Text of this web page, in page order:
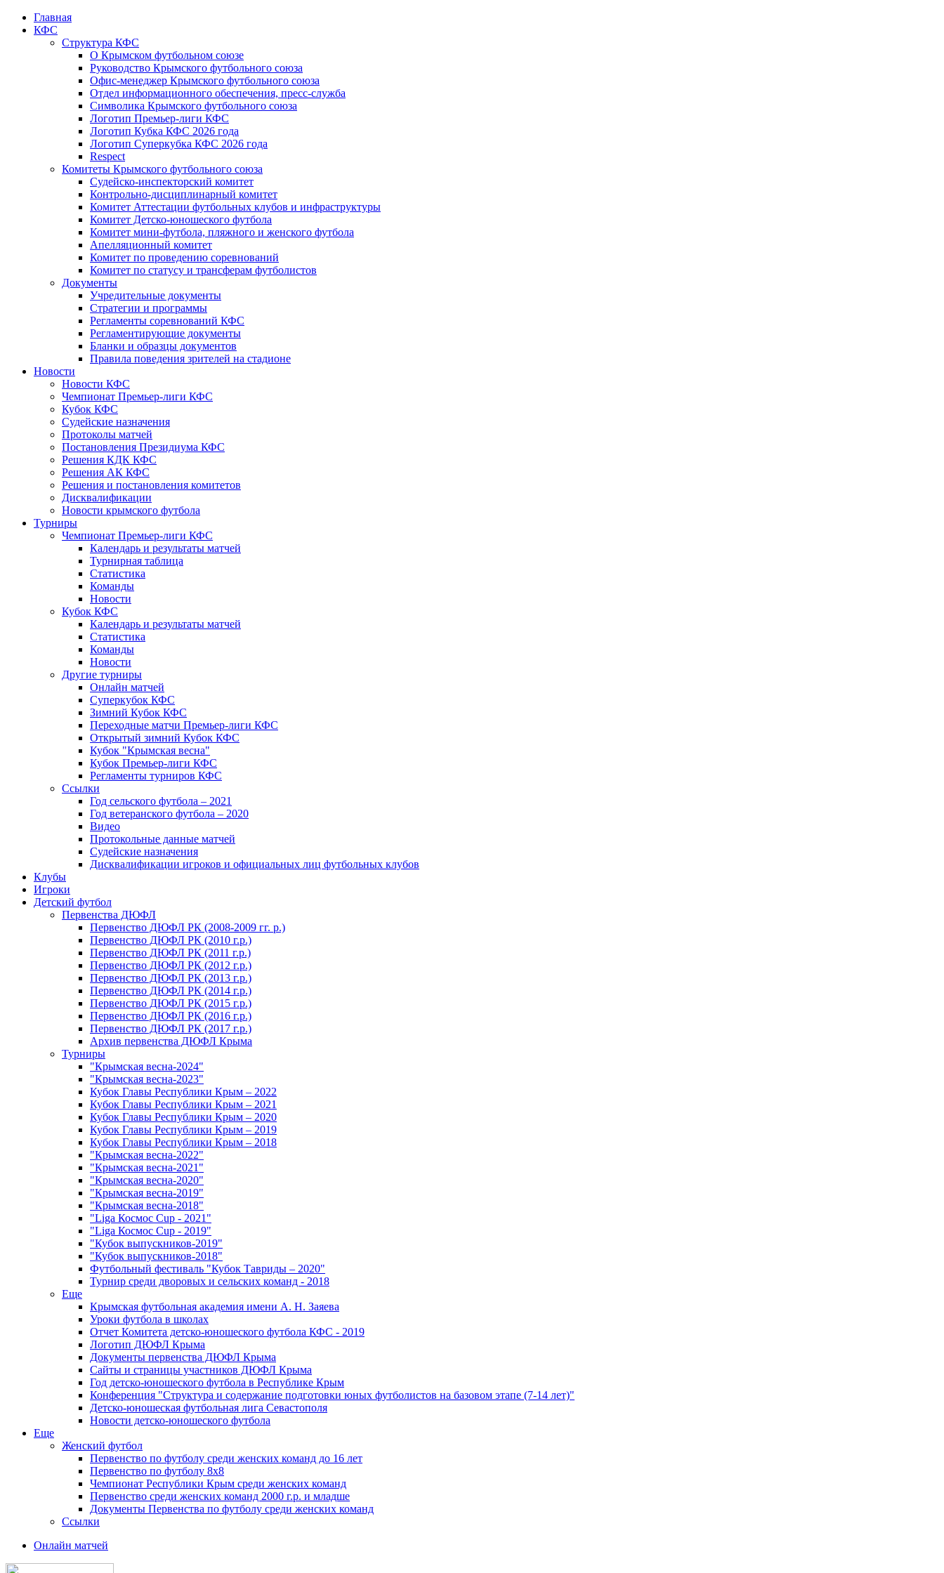
Главная
КФС
Структура КФС
О Крымском футбольном союзе
Руководство Крымского футбольного союза
Офис-менеджер Крымского футбольного союза
Отдел информационного обеспечения, пресс-служба
Символика Крымского футбольного союза
Логотип Премьер-лиги КФС
Логотип Кубка КФС 2026 года
Логотип Суперкубка КФС 2026 года
Respect
Комитеты Крымского футбольного союза
Судейско-инспекторский комитет
Контрольно-дисциплинарный комитет
Комитет Аттестации футбольных клубов и инфраструктуры
Комитет Детско-юношеского футбола
Комитет мини-футбола, пляжного и женского футбола
Апелляционный комитет
Комитет по проведению соревнований
Комитет по статусу и трансферам футболистов
Документы
Учредительные документы
Стратегии и программы
Регламенты соревнований КФС
Регламентирующие документы
Бланки и образцы документов
Правила поведения зрителей на стадионе
Новости
Новости КФС
Чемпионат Премьер-лиги КФС
Кубок КФС
Судейские назначения
Протоколы матчей
Постановления Президиума КФС
Решения КДК КФС
Решения АК КФС
Решения и постановления комитетов
Дисквалификации
Новости крымского футбола
Турниры
Чемпионат Премьер-лиги КФС
Календарь и результаты матчей
Турнирная таблица
Статистика
Команды
Новости
Кубок КФС
Календарь и результаты матчей
Статистика
Команды
Новости
Другие турниры
Онлайн матчей
Суперкубок КФС
Зимний Кубок КФС
Переходные матчи Премьер-лиги КФС
Открытый зимний Кубок КФС
Кубок "Крымская весна"
Кубок Премьер-лиги КФС
Регламенты турниров КФС
Ссылки
Год сельского футбола – 2021
Год ветеранского футбола – 2020
Видео
Протокольные данные матчей
Судейские назначения
Дисквалификации игроков и официальных лиц футбольных клубов
Клубы
Игроки
Детский футбол
Первенства ДЮФЛ
Первенство ДЮФЛ РК (2008-2009 гг. р.)
Первенство ДЮФЛ РК (2010 г.р.)
Первенство ДЮФЛ РК (2011 г.р.)
Первенство ДЮФЛ РК (2012 г.р.)
Первенство ДЮФЛ РК (2013 г.р.)
Первенство ДЮФЛ РК (2014 г.р.)
Первенство ДЮФЛ РК (2015 г.р.)
Первенство ДЮФЛ РК (2016 г.р.)
Первенство ДЮФЛ РК (2017 г.р.)
Архив первенства ДЮФЛ Крыма
Турниры
"Крымская весна-2024"
"Крымская весна-2023"
Кубок Главы Республики Крым – 2022
Кубок Главы Республики Крым – 2021
Кубок Главы Республики Крым – 2020
Кубок Главы Республики Крым – 2019
Кубок Главы Республики Крым – 2018
"Крымская весна-2022"
"Крымская весна-2021"
"Крымская весна-2020"
"Крымская весна-2019"
"Крымская весна-2018"
"Liga Космос Cup - 2021"
"Liga Космос Cup - 2019"
"Кубок выпускников-2019"
"Кубок выпускников-2018"
Футбольный фестиваль "Кубок Тавриды – 2020"
Турнир среди дворовых и сельских команд - 2018
Еще
Крымская футбольная академия имени А. Н. Заяева
Уроки футбола в школах
Отчет Комитета детско-юношеского футбола КФС - 2019
Логотип ДЮФЛ Крыма
Документы первенства ДЮФЛ Крыма
Сайты и страницы участников ДЮФЛ Крыма
Год детско-юношеского футбола в Республике Крым
Конференция "Структура и содержание подготовки юных футболистов на базовом этапе (7-14 лет)"
Детско-юношеская футбольная лига Севастополя
Новости детско-юношеского футбола
Еще
Женский футбол
Первенство по футболу среди женских команд до 16 лет
Первенство по футболу 8х8
Чемпионат Республики Крым среди женских команд
Первенство среди женских команд 2000 г.р. и младше
Документы Первенства по футболу среди женских команд
Ссылки
Онлайн матчей